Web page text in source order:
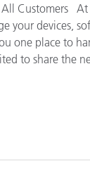
Customers
your devices,
one place to
to share the